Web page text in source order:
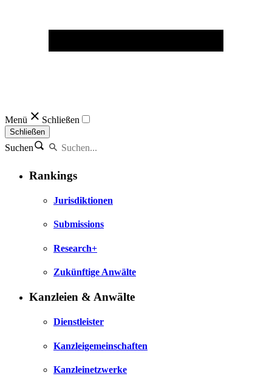
Menü Schließen
Schließen
Suchen
Rankings
Jurisdiktionen
Submissions
Research+
Zukünftige Anwälte
Kanzleien & Anwälte
Dienstleister
Kanzleigemeinschaften
Kanzleinetzwerke